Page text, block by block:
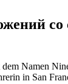
со
Namen
in San